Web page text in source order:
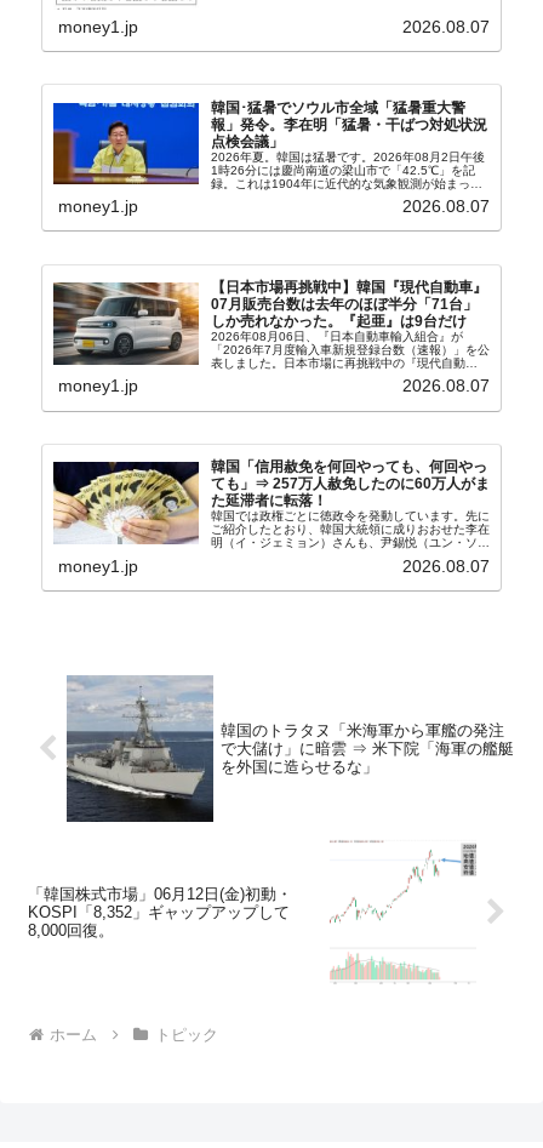
2.8％上昇（06月は3.2％）となり、上昇率は前...
money1.jp 2026.08.07
韓国･猛暑でソウル市全域「猛暑重大警
報」発令。李在明「猛暑・干ばつ対処状況
点検会議」
2026年夏。韓国は猛暑です。2026年08月2日午後
1時26分には慶尚南道の梁山市で「42.5℃」を記
録。これは1904年に近代的な気象観測が始まって
ウル市全域への「猛暑重大警報」が発令され...
money1.jp 2026.08.07
【日本市場再挑戦中】韓国『現代自動車』
07月販売台数は去年のほぼ半分「71台」
しか売れなかった。『起亜』は9台だけ
2026年08月06日、『日本自動車輸入組合』が
「2026年7月度輸入車新規登録台数（速報）」を公
表しました。日本市場に再挑戦中の『現代自動
台数はこの中に捉えられているはずです。先月から
money1.jp 2026.08.07
韓国「信用赦免を何回やっても、何回やっ
ても」⇒ 257万人赦免したのに60万人がま
た延滞者に転落！
韓国では政権ごとに徳政令を発動しています。先に
ご紹介したとおり、韓国大統領に成りおおせた李在
明（イ・ジェミョン）さんも、尹錫悦（ユン・ソギ
バンクにして不良債権の買い取りを行い、分割償還
money1.jp 2026.08.07
韓国のトラタヌ「米海軍から軍艦の発注
で大儲け」に暗雲 ⇒ 米下院「海軍の艦艇
を外国に造らせるな」
「韓国株式市場」06月12日(金)初動・
KOSPI「8,352」ギャップアップして
8,000回復。
ホーム トピック